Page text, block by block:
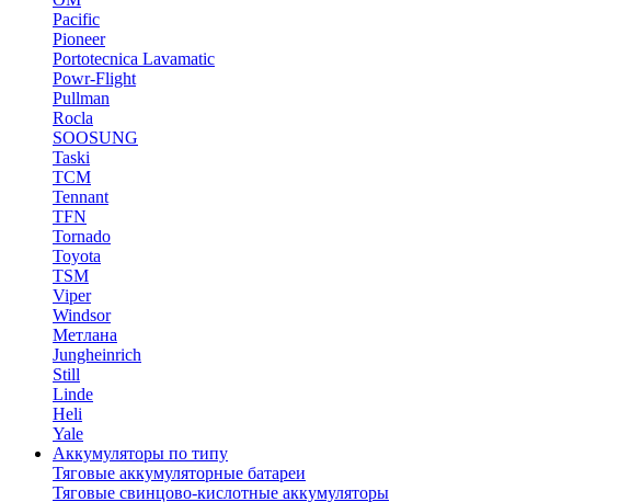
Pacific
Pioneer
Portotecnica Lavamatic
Powr-Flight
Pullman
Rocla
SOOSUNG
Taski
TCM
Tennant
TFN
Tornado
Toyota
TSM
Viper
Windsor
Метлана
Jungheinrich
Still
Linde
Heli
Yale
Аккумуляторы по типу
Тяговые аккумуляторные батареи
Тяговые свинцово-кислотные аккумуляторы